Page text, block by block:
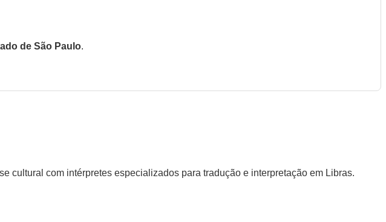
de São Paulo.
cultural com intérpretes especializados para tradução e interpretação em Libras.